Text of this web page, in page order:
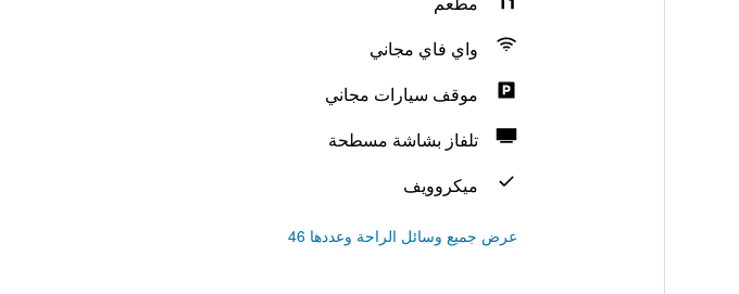
واي فاي مجاني
موقف سيارات مجاني
تلفاز بشاشة مسطحة
ميكروويف
عرض جميع وسائل الراحة وعددها 46